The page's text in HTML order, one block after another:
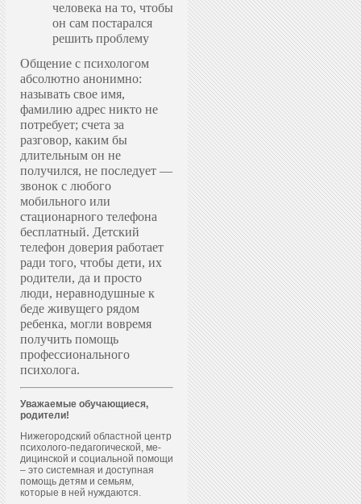
человека на то, чтобы
он сам постарался
решить проблему
Общение с психологом
абсолютно анонимно:
называть свое имя,
фамилию адрес никто не
потребует; счета за
разговор, каким бы
длительным он не
получился, не последует —
звонок с любого
мобильного или
стационарного телефона
бесплатный. Детский
телефон доверия работает
ради того, чтобы дети, их
родители, да и просто
люди, неравнодушные к
беде живущего рядом
ребенка, могли вовремя
получить помощь
профессионального
психолога.
Уважаемые обучающиеся,
родители!
Нижегородский областной центр
пси­холо­го-пе­даго­гичес­кой, ме­
дицин­ской и со­ци­аль­ной по­мощи
– это системная и доступная
помощь детям и семьям,
которые в ней нуждаются.